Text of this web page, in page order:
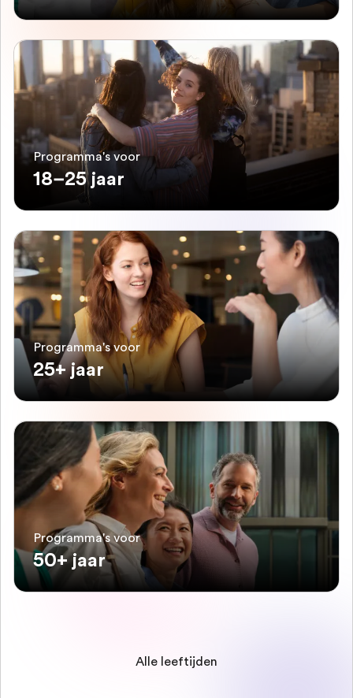
Programma's voor
18–25 jaar
Programma's voor
25+ jaar
Programma's voor
50+ jaar
Alle leeftijden